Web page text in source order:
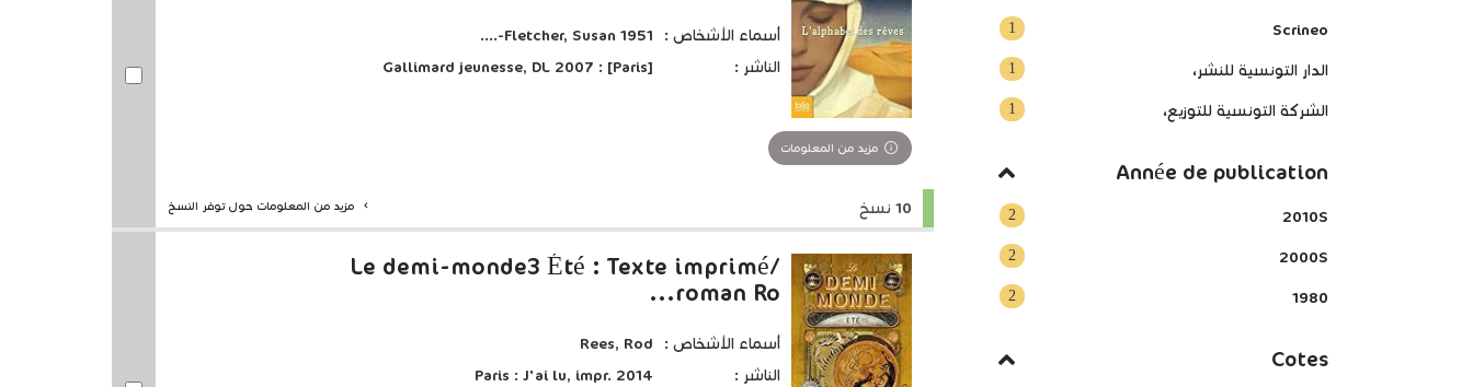
أسماء الأشخاص :
Fletcher, Susan 1951-....
الناشر :
[Paris] : Gallimard jeunesse, DL 2007
مزيد من المعلومات
10 نسخ مزيد من المعلومات حول توفر النسخ
Le demi-monde3 Été : Texte imprimé/
roman Ro...
أسماء الأشخاص :
Rees, Rod
الناشر :
Paris : J'ai lu, impr. 2014
1 Scrineo
1 الدار التونسية للنشر،
1 الشركة التونسية للتوزيع،
Année de publication
2 2010S
2 2000S
2 1980
Cotes